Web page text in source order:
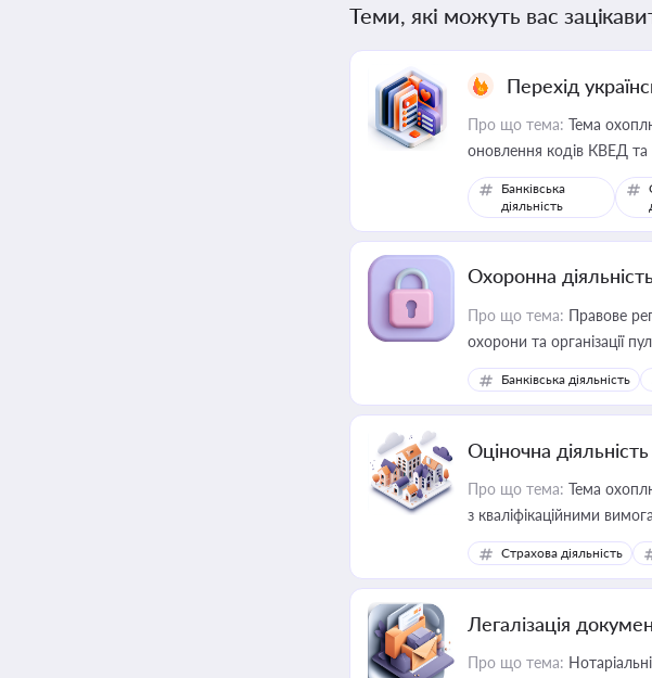
Теми, які можуть вас
Перехід
Про що тема: Тема
оновлення кодів КВЕД та
Банківська
діяльність
Охоронна діяльність
Про що тема: Правове
охорони та організації
Банківська діяльність
Оціночна діяльність
Про що тема: Тема
з кваліфікаційними
медійних змін у цій
приватизації, оренди
Страхова діяльність
Легалізація
Про що тема: